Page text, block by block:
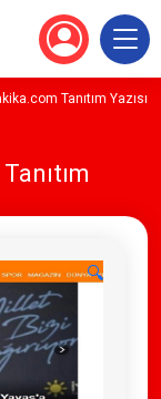
Tanıtım Yazısı
🔍